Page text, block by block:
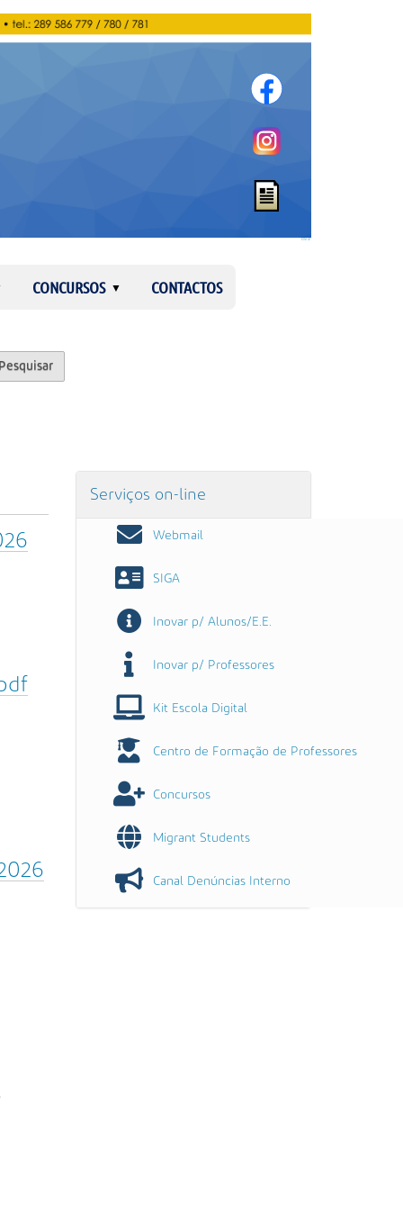
Entrar
CONCURSOS CONTACTOS
Serviços on-line
Webmail
SIGA
Inovar p/ Alunos/E.E.
Inovar p/ Professores
Kit Escola Digital
Centro de Formação de Professores
Concursos
Migrant Students
Canal Denúncias Interno